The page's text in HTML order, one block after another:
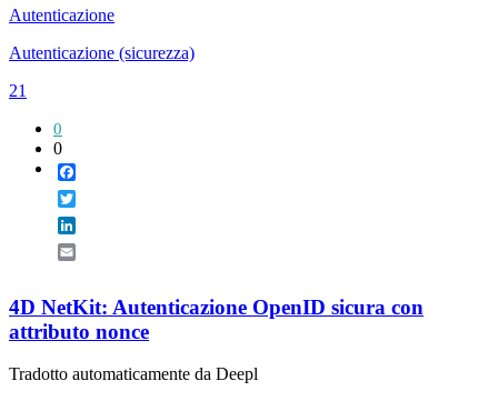
Autenticazione
Autenticazione (sicurezza)
21
0
0
4D NetKit: Autenticazione OpenID sicura con
attributo nonce
Tradotto automaticamente da Deepl